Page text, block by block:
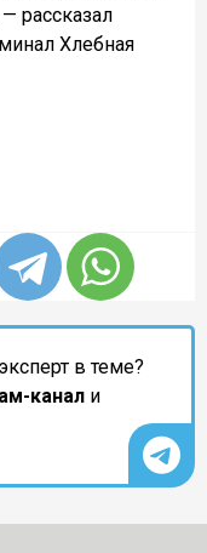
— рассказал
Хлебная
в теме?
канал и